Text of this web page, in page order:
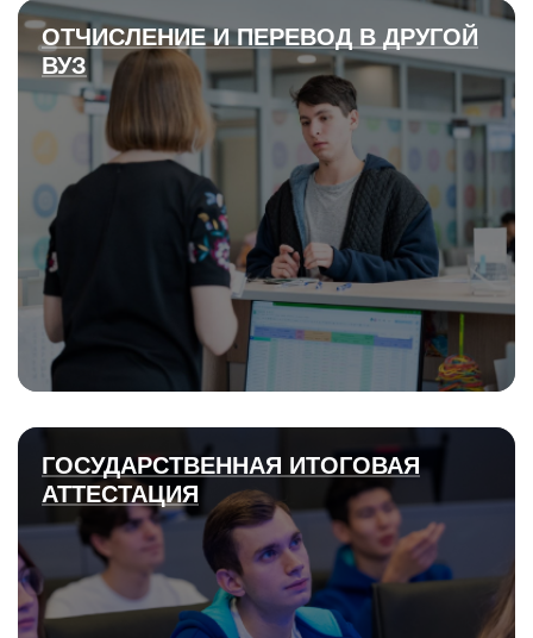
ОТЧИСЛЕНИЕ И ПЕРЕВОД В ДРУГОЙ
ВУЗ
ГОСУДАРСТВЕННАЯ ИТОГОВАЯ
АТТЕСТАЦИЯ